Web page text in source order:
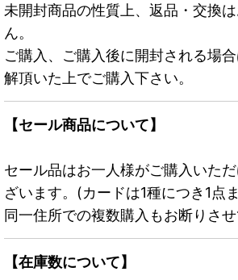
未開封商品の性質上、返品・交換
ん。
ご購入、ご購入後に開封される場
解頂いた上でご購入下さい。
【セール商品について】
セール品はお一人様がご購入いた
ざいます。(カードは1種につき1点
同一住所での複数購入もお断りさせ
【在庫数について】